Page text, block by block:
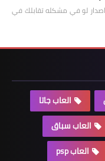
لو في مشكله تقابلك في
العاب جاتا
العاب سباق
العاب psp